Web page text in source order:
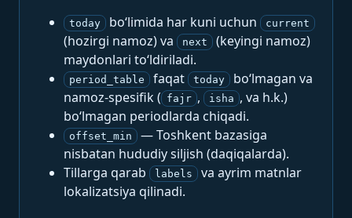
today bo‘limida har kuni uchun current
(hozirgi namoz) va next
(keyingi namoz)
maydonlari to‘ldiriladi.
period_table faqat today
bo‘lmagan va
namoz-spesifik ( fajr , isha , va h.k.)
bo‘lmagan periodlarda chiqadi.
offset_min
— Toshkent bazasiga
nisbatan hududiy siljish (daqiqalarda).
Tillarga qarab
labels
va ayrim matnlar
lokalizatsiya qilinadi.